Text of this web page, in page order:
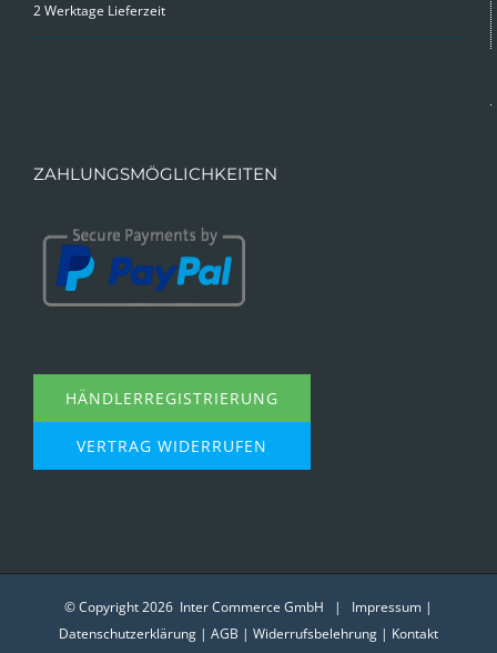
2 Werktage Lieferzeit
ZAHLUNGSMÖGLICHKEITEN
HÄNDLERREGISTRIERUNG
VERTRAG WIDERRUFEN
© Copyright2026 Inter Commerce GmbH | Impressum |
Datenschutzerklärung | AGB | Widerrufsbelehrung | Kontakt